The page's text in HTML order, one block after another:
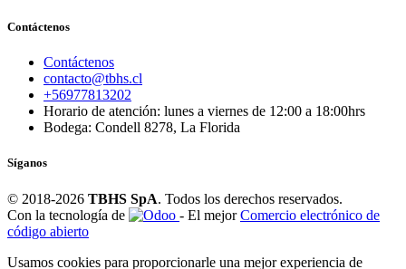
Contáctenos
Contáctenos
contacto@tbhs.cl
+56977813202
Horario de atención: lunes a viernes de 12:00 a 18:00hrs
Bodega: Condell 8278, La Florida
Síganos
© 2018-2026 TBHS SpA. Todos los derechos reservados.
Con la tecnología de
- El mejorComercio electrónico de
código abierto
Usamos cookies para proporcionarle una mejor experiencia de